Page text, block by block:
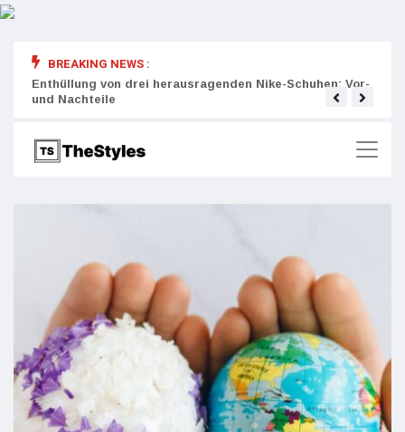
BREAKING NEWS :
Enthüllung von drei herausragenden Nike-Schuhen: Vor-
und Nachteile